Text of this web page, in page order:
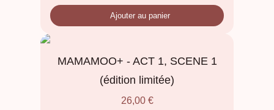
Ajouter au panier
MAMAMOO+ - ACT 1, SCENE 1
(édition limitée)
26,00 €